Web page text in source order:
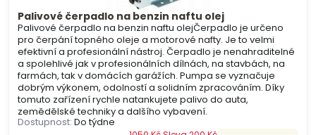
Palivové čerpadlo na benzin naftu olej
Palivové čerpadlo na benzin naftu olejČerpadlo je určeno
pro čerpání topného oleje a motorové nafty. Je to velmi
efektivní a profesionální nástroj. Čerpadlo je nenahraditelné
a spolehlivé jak v profesionálních dílnách, na stavbách, na
farmách, tak v domácích garážích. Pumpa se vyznačuje
dobrým výkonem, odolností a solidním zpracováním. Díky
tomuto zařízení rychle natankujete palivo do auta,
zemědělské techniky a dalšího vybavení.
Dostupnost: Do týdne